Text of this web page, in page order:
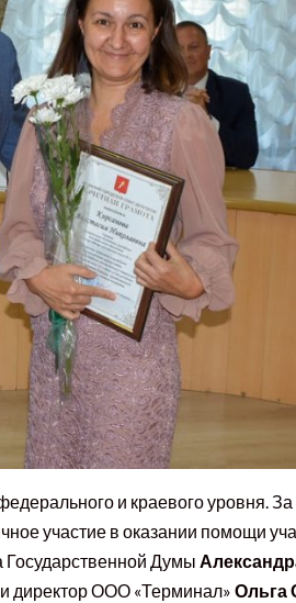
и краевого уровня.
участие в оказании помощи
Думы
и директор ООО «Терминал» Ольга